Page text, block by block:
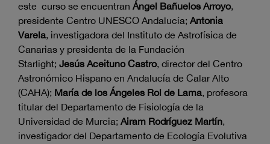
este curso se encuentran Ángel Bañuelos Arroyo,
presidente Centro UNESCO Andalucía; Antonia
Varela, investigadora del Instituto de Astrofísica de
Canarias y presidenta de la Fundación
Starlight; Jesús Aceituno Castro, director del Centro
Astronómico Hispano en Andalucía de Calar Alto
(CAHA); María de los Ángeles Rol de Lama, profesora
titular del Departamento de Fisiología de la
Universidad de Murcia; Airam Rodríguez Martín,
investigador del Departamento de Ecología Evolutiva